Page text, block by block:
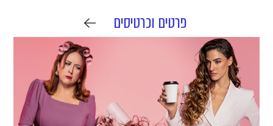
פרטים וכרטיסים